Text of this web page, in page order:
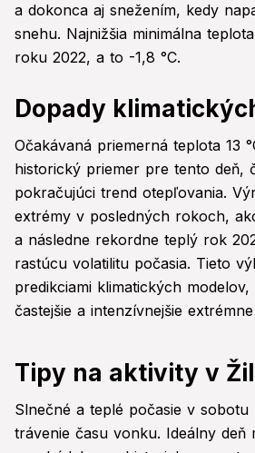
a dokonca aj snežením, kedy
snehu. Najnižšia minimálna
roku 2022, a to -1,8 °C.
Dopady
Očakávaná priemerná teplota 13
historický priemer pre tento deň,
pokračujúci trend otepľovania.
extrémy v posledných rokoch,
a následne rekordne teplý rok
rastúcu volatilitu počasia. Tieto
predikciami klimatických
častejšie a intenzívnejšie
Tipy na aktivity v
Slnečné a teplé počasie v sobotu
trávenie času vonku. Ideálny deň